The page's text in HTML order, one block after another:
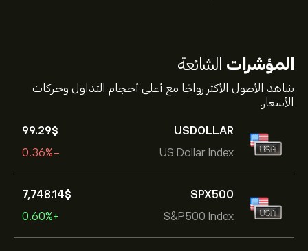
المؤشرات الشائعة
شاهد الأصول الأكثر رواجًا مع أعلى أحجام التداول وحركات
الأسعار.
USDOLLAR
US Dollar Index
99.29‎$‎
-0.36%
SPX500
S&P500 Index
7,748.14‎$‎
+0.60%